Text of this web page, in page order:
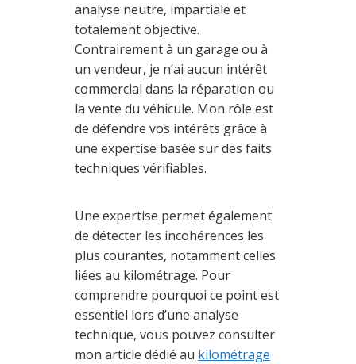
analyse neutre, impartiale et
totalement objective.
Contrairement à un garage ou à
un vendeur, je n’ai aucun intérêt
commercial dans la réparation ou
la vente du véhicule. Mon rôle est
de défendre vos intérêts grâce à
une expertise basée sur des faits
techniques vérifiables.
Une expertise permet également
de détecter les incohérences les
plus courantes, notamment celles
liées au kilométrage. Pour
comprendre pourquoi ce point est
essentiel lors d’une analyse
technique, vous pouvez consulter
mon article dédié au kilométrage